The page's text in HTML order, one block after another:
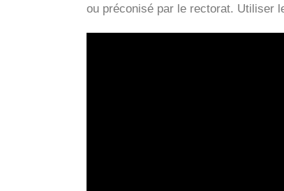
ou préconisé par le rectorat. Utiliser